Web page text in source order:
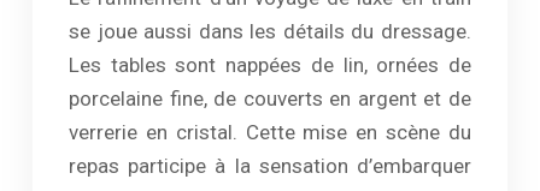
se joue aussi dans les détails du dressage.
Les tables sont nappées de lin, ornées de
porcelaine fine, de couverts en argent et de
verrerie en cristal. Cette mise en scène du
repas participe à la sensation d’embarquer